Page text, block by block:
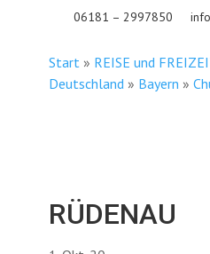
06181 – 2997850
Start» REISE und
Deutschland» Bayern »
RÜDENAU